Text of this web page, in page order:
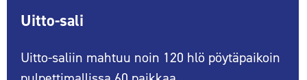
Uitto-sali
Uitto-saliin mahtuu noin 120 hlö pöytäpaikoin